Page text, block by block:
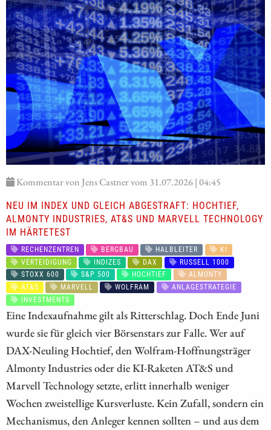
Kommentar von Jens Castner vom 31.07.2026 | 04:45
NEU IM INDEX UND GLEICH ABGESTRAFT: HOCHTIEF,
ALMONTY INDUSTRIES, AT&S UND MARVELL TECHNOLOGY
IM HÄRTETEST
RECHENZENTREN BERGBAU HALBLEITER
KI
VERTEIDIGUNG
INDIZES DAX
RUSSELL 1000
STOXX 600
S&P 500 HOCHTIEF
ALMONTY
AT&S
MARVELL WOLFRAM
ANLAGESTRATEGIE
INVESTMENTS
Eine Indexaufnahme gilt als Ritterschlag. Doch Ende Juni
wurde sie für gleich vier Börsenstars zur Falle. Wer auf
DAX-Neuling Hochtief, den Wolfram-Hoffnungsträger
Almonty Industries oder die KI-Raketen AT&S und
Marvell Technology setzte, erlitt innerhalb weniger
Wochen zweistellige Kursverluste. Kein Zufall, sondern ein
Mechanismus, den Anleger kennen sollten – und aus dem